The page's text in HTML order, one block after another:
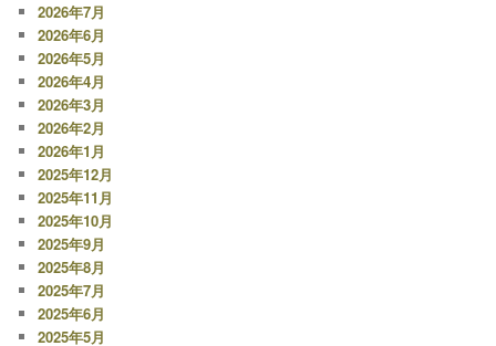
ー
シ
ョ
ン
2026年7月
2026年6月
2026年5月
2026年4月
2026年3月
2026年2月
2026年1月
2025年12月
2025年11月
2025年10月
2025年9月
2025年8月
2025年7月
2025年6月
2025年5月